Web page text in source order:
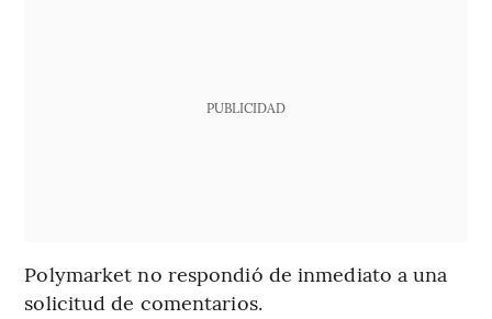
PUBLICIDAD
Polymarket no respondió de inmediato a una
solicitud de comentarios.